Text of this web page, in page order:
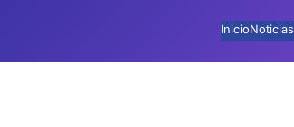
InicioNoticias